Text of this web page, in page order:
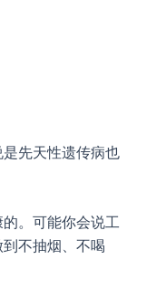
先天性遗传病也
。可能你会说工
不抽烟、不喝